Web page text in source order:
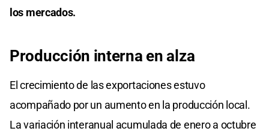
los mercados.
Producción interna en alza
El crecimiento de las exportaciones estuvo
acompañado por un aumento en la producción local.
La variación interanual acumulada de enero a octubre